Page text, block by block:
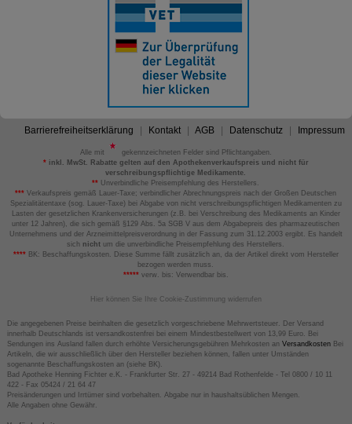
Barrierefreiheitserklärung Kontakt AGB Datenschutz Impressum
Alle mit
gekennzeichneten Felder sind Pflichtangaben.
*inkl. MwSt. Rabatte gelten auf den Apothekenverkaufspreis und nicht für
verschreibungspflichtige Medikamente.
** Unverbindliche Preisempfehlung des Herstellers.
*** Verkaufspreis gemäß Lauer-Taxe; verbindlicher Abrechnungspreis nach der Großen Deutschen
Spezialitätentaxe (sog. Lauer-Taxe) bei Abgabe von nicht verschreibungspflichtigen Medikamenten zu
Lasten der gesetzlichen Krankenversicherungen (z.B. bei Verschreibung des Medikaments an Kinder
unter 12 Jahren), die sich gemäß §129 Abs. 5a SGB V aus dem Abgabepreis des pharmazeutischen
Unternehmens und der Arzneimittelpreisverordnung in der Fassung zum 31.12.2003 ergibt. Es handelt
sich nicht um die unverbindliche Preisempfehlung des Herstellers.
****BK: Beschaffungskosten. Diese Summe fällt zusätzlich an, da der Artikel direkt vom Hersteller
bezogen werden muss.
*****verw. bis: Verwendbar bis.
Hier können Sie Ihre Cookie-Zustimmung widerrufen
Die angegebenen Preise beinhalten die gesetzlich vorgeschriebene Mehrwertsteuer. Der Versand
innerhalb Deutschlands ist versandkostenfrei bei einem Mindestbestellwert von 13,99 Euro. Bei
Sendungen ins Ausland fallen durch erhöhte Versicherungsgebühren Mehrkosten an VersandkostenBei
Artikeln, die wir ausschließlich über den Hersteller beziehen können, fallen unter Umständen
sogenannte Beschaffungskosten an (siehe BK).
Bad Apotheke Henning Fichter e.K. - Frankfurter Str. 27 - 49214 Bad Rothenfelde - Tel 0800 / 10 11
422 - Fax 05424 / 21 64 47
Preisänderungen und Irrtümer sind vorbehalten. Abgabe nur in haushaltsüblichen Mengen.
Alle Angaben ohne Gewähr.